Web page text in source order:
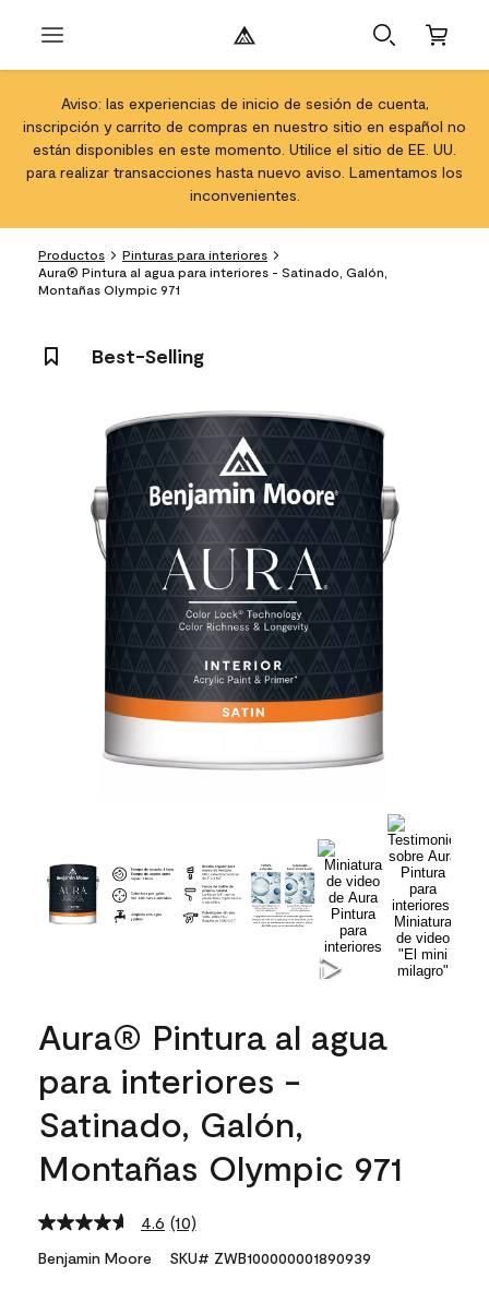
Aviso: las experiencias de inicio de sesión de cuenta,
inscripción y carrito de compras en nuestro sitio en español no
están disponibles en este momento. Utilice el sitio de EE. UU.
para realizar transacciones hasta nuevo aviso. Lamentamos los
inconvenientes.
Productos
Pinturas para interiores
Aura® Pintura al agua para interiores - Satinado, Galón,
Montañas Olympic 971
Best-Selling
Aura® Pintura al agua
para interiores -
Satinado, Galón,
Montañas Olympic 971
4.6 Read
10
Reviews.
(10)
Benjamin Moore SKU# ZWB100000001890939